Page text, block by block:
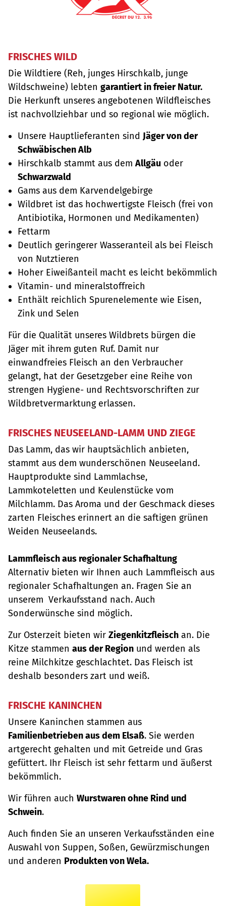
FRISCHES WILD
Die Wildtiere (Reh, junges Hirschkalb, junge
Wildschweine) lebten garantiert in freier Natur.
Die Herkunft unseres angebotenen Wildfleisches
ist nachvollziehbar und so regional wie möglich.
Unsere Hauptlieferanten sindJäger von der
Schwäbischen Alb
Hirschkalb stammt aus demAllgäu oder
Schwarzwald
Gams aus dem Karvendelgebirge
Wildbret ist das hochwertigste Fleisch (frei von
Antibiotika, Hormonen und Medikamenten)
Fettarm
Deutlich geringerer Wasseranteil als bei Fleisch
von Nutztieren
Hoher Eiweißanteil macht es leicht bekömmlich
Vitamin- und mineralstoffreich
Enthält reichlich Spurenelemente wie Eisen,
Zink und Selen
Für die Qualität unseres Wildbrets bürgen die
Jäger mit ihrem guten Ruf. Damit nur
einwandfreies Fleisch an den Verbraucher
gelangt, hat der Gesetzgeber eine Reihe von
strengen Hygiene- und Rechtsvorschriften zur
Wildbretvermarktung erlassen.
FRISCHES NEUSEELAND-LAMM UND ZIEGE
Das Lamm, das wir hauptsächlich anbieten,
stammt aus dem wunderschönen Neuseeland.
Hauptprodukte sind Lammlachse,
Lammkoteletten und Keulenstücke vom
Milchlamm. Das Aroma und der Geschmack dieses
zarten Fleisches erinnert an die saftigen grünen
Weiden Neuseelands.
Lammfleisch aus regionaler Schafhaltung
Alternativ bieten wir Ihnen auch Lammfleisch aus
regionaler Schafhaltungen an. Fragen Sie an
unserem Verkaufsstand nach. Auch
Sonderwünsche sind möglich.
Zur Osterzeit bieten wir Ziegenkitzfleisch an. Die
Kitze stammen aus der Region und werden als
reine Milchkitze geschlachtet. Das Fleisch ist
deshalb besonders zart und weiß.
FRISCHE KANINCHEN
Unsere Kaninchen stammen aus
Familienbetrieben aus dem Elsaß. Sie werden
artgerecht gehalten und mit Getreide und Gras
gefüttert. Ihr Fleisch ist sehr fettarm und äußerst
bekömmlich.
Wir führen auch Wurstwaren ohne Rind und
Schwein.
Auch finden Sie an unseren Verkaufsständen eine
Auswahl von Suppen, Soßen, Gewürzmischungen
und anderen Produkten von Wela.